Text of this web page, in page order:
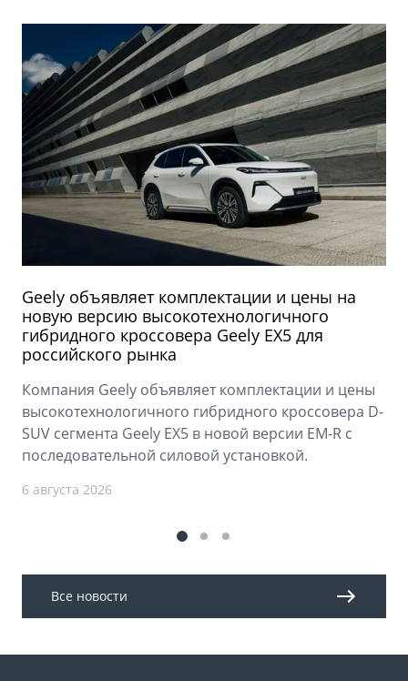
Geely объявляет комплектации и цены на
новую версию высокотехнологичного
гибридного кроссовера Geely EX5 для
российского рынка
Компания Geely объявляет комплектации и цены
высокотехнологичного гибридного кроссовера D-
SUV сегмента Geely EX5 в новой версии EM-R с
последовательной силовой установкой.
6 августа 2026
Все новости